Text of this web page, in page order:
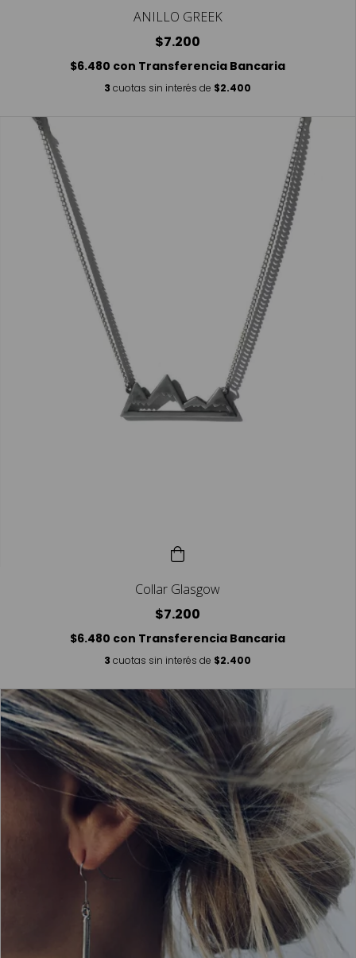
ANILLO GREEK
$7.200
$6.480 con Transferencia Bancaria
3 cuotas sin interés de $2.400
Collar Glasgow
$7.200
$6.480 con Transferencia Bancaria
3 cuotas sin interés de $2.400